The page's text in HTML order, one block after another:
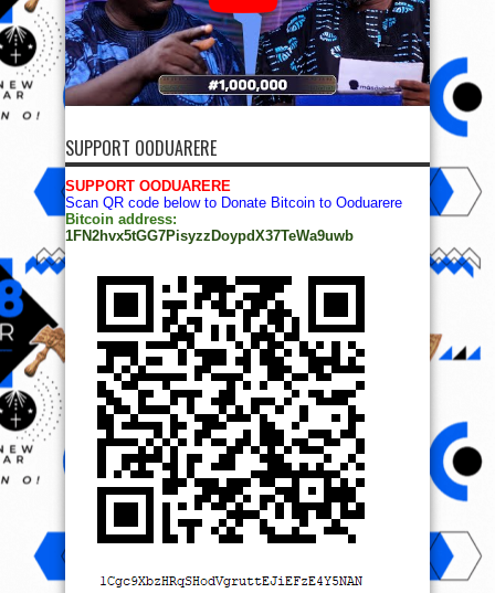
SUPPORT OODUARERE
SUPPORT OODUARERE
Scan QR code below to Donate Bitcoin to Ooduarere
Bitcoin address:
1FN2hvx5tGG7PisyzzDoypdX37TeWa9uwb